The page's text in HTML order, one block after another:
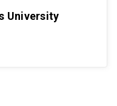
University